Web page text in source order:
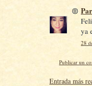
ya
28
Publicar un
Entrada más